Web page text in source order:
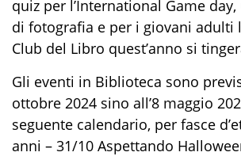
quiz per l’International Game
di fotografia e per i giovani adulti
Club del Libro quest’anno si
Gli eventi in Biblioteca sono
ottobre 2024 sino all’8 maggio
seguente calendario, per fasce
anni – 31/10 Aspettando